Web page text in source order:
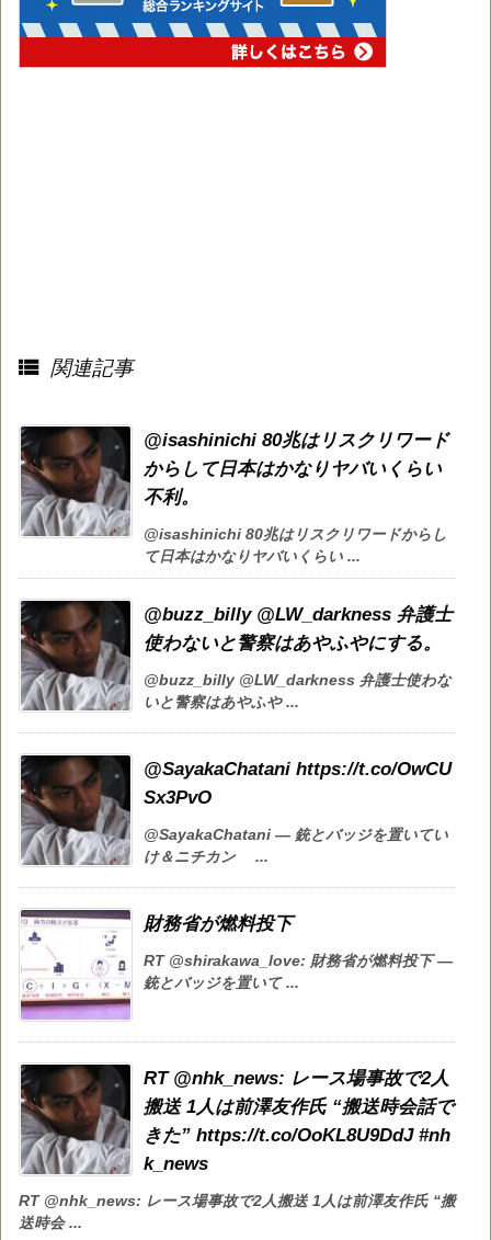
 関連記事
@isashinichi 80兆はリスクリワード
からして日本はかなりヤバいくらい
不利。
@isashinichi 80兆はリスクリワードからし
て日本はかなりヤバいくらい ...
@buzz_billy @LW_darkness 弁護士
使わないと警察はあやふやにする。
@buzz_billy @LW_darkness 弁護士使わな
いと警察はあやふや ...
@SayakaChatani https://t.co/OwCU
Sx3PvO
@SayakaChatani — 銃とバッジを置いてい
け＆ニチカン ...
財務省が燃料投下
RT @shirakawa_love: 財務省が燃料投下 —
銃とバッジを置いて ...
RT @nhk_news: レース場事故で2人
搬送 1人は前澤友作氏 “搬送時会話で
きた” https://t.co/OoKL8U9DdJ #nh
k_news
RT @nhk_news: レース場事故で2人搬送 1人は前澤友作氏 “搬
送時会 ...